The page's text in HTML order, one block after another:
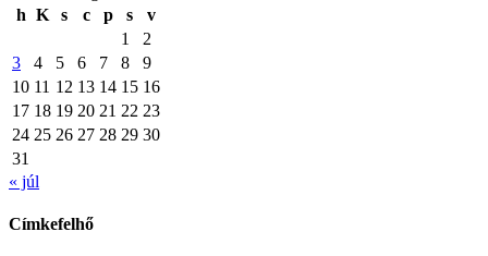
h K s c p s
v
1
2
3
4 5 6 7 8
9
10 11 12 13 14 15 16
17 18 19 20 21 22 23
24 25 26 27 28 29 30
31
« júl
Címkefelhő